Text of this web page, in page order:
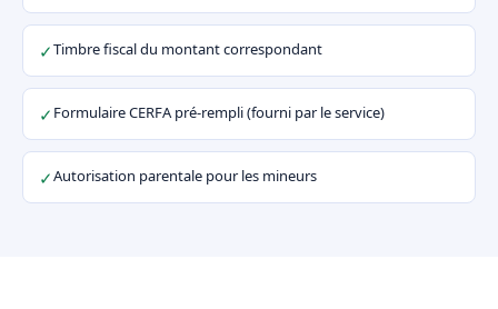
✓Timbre fiscal du montant correspondant
✓ Formulaire CERFA pré-rempli (fourni par le service)
✓Autorisation parentale pour les mineurs